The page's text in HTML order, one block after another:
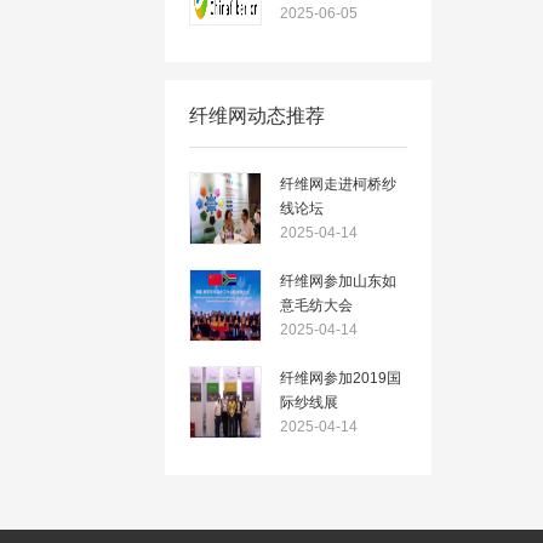
2025-06-05
纤维网动态推荐
纤维网走进柯桥纱
线论坛
2025-04-14
纤维网参加山东如
意毛纺大会
2025-04-14
纤维网参加2019国
际纱线展
2025-04-14